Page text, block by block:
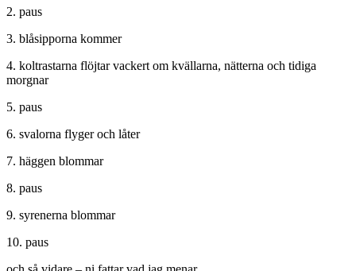
2. paus
3. blåsipporna kommer
4. koltrastarna flöjtar vackert om kvällarna, nätterna och tidiga
morgnar
5. paus
6. svalorna flyger och låter
7. häggen blommar
8. paus
9. syrenerna blommar
10. paus